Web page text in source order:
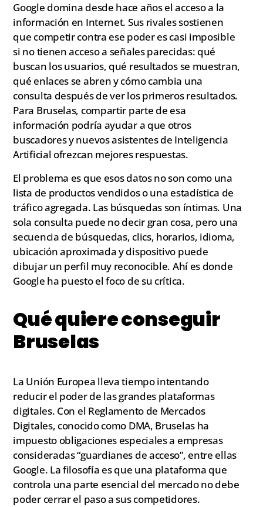
Google domina desde hace años el acceso a la
información en Internet. Sus rivales sostienen
que competir contra ese poder es casi imposible
si no tienen acceso a señales parecidas: qué
buscan los usuarios, qué resultados se muestran,
qué enlaces se abren y cómo cambia una
consulta después de ver los primeros resultados.
Para Bruselas, compartir parte de esa
información podría ayudar a que otros
buscadores y nuevos asistentes de Inteligencia
Artificial ofrezcan mejores respuestas.
El problema es que esos datos no son como una
lista de productos vendidos o una estadística de
tráfico agregada. Las búsquedas son íntimas. Una
sola consulta puede no decir gran cosa, pero una
secuencia de búsquedas, clics, horarios, idioma,
ubicación aproximada y dispositivo puede
dibujar un perfil muy reconocible. Ahí es donde
Google ha puesto el foco de su crítica.
Qué quiere conseguir
Bruselas
La Unión Europea lleva tiempo intentando
reducir el poder de las grandes plataformas
digitales. Con el Reglamento de Mercados
Digitales, conocido como DMA, Bruselas ha
impuesto obligaciones especiales a empresas
consideradas “guardianes de acceso”, entre ellas
Google. La filosofía es que una plataforma que
controla una parte esencial del mercado no debe
poder cerrar el paso a sus competidores.